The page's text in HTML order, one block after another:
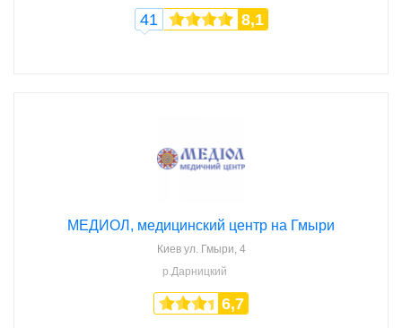
41 8,1
МЕДИОЛ, медицинский центр на Гмыри
Киев ул. Гмыри, 4
р.Дарницкий
6,7